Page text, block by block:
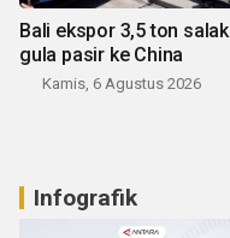
Bali ekspor 3,5 ton salak
gula pasir ke China
Kamis, 6 Agustus 2026
Infografik